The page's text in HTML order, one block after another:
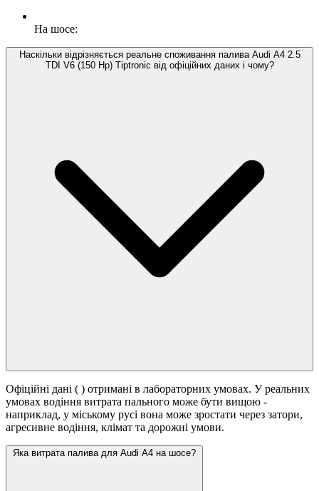
На шосе:
Наскільки відрізняється реальне споживання палива Audi A4 2.5
TDI V6 (150 Hp) Tiptronic від офіційних даних і чому?
Офіційні дані ( ) отримані в лабораторних умовах. У реальних
умовах водіння витрата пального може бути вищою -
наприклад, у міському русі вона може зростати через затори,
агресивне водіння, клімат та дорожні умови.
Яка витрата палива для Audi A4 на шосе?